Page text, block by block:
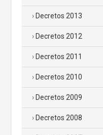
Decretos 2013
Decretos 2012
Decretos 2011
Decretos 2010
Decretos 2009
Decretos 2008